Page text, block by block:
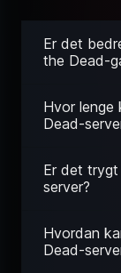
Er det
the Dead-
Hvor lenge
Dead-
Er det
server?
Hvordan
Dead-